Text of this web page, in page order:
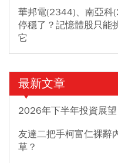
華邦電(2344)、南亞
停穩了？記憶體股只能
它
最新文章
2026年下半年投資展
友達二把手柯富仁裸辭
草？